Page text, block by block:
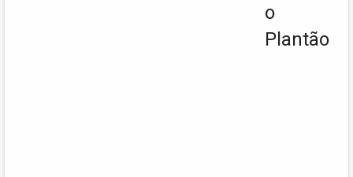
o
Plantão